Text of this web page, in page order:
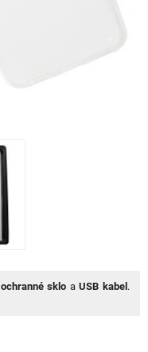
ochranné sklo aUSB kabel.